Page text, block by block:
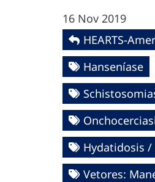
16 Nov 2019
HEARTS-
Hanseníase
Hydatidosis /
Vetores: